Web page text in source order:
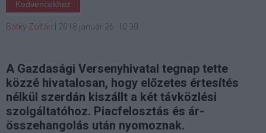
Kedvencekhez
Bátky Zoltán | 2018 január 26. 10:30
A Gazdasági Versenyhivatal tegnap tette
közzé hivatalosan, hogy előzetes értesítés
nélkül szerdán kiszállt a két távközlési
szolgáltatóhoz. Piacfelosztás és ár-
összehangolás után nyomoznak.